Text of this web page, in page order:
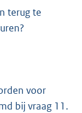
terug te
voor
bij vraag 11.